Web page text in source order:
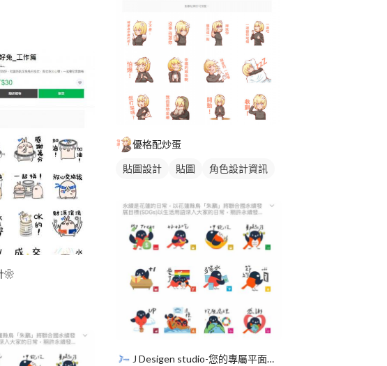
❀
優格配炒蛋
貼圖設計 貼圖 角色設計資訊
J Desigen studio-您的專屬平面設計師